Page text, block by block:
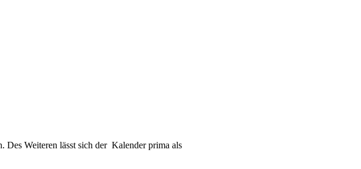
Des Weiteren lässt sich der Kalender prima als